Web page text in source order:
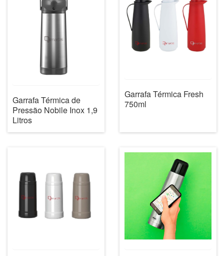
Garrafa Térmica de
Pressão Nobile Inox 1,9
Litros
Garrafa Térmica Fresh
750ml